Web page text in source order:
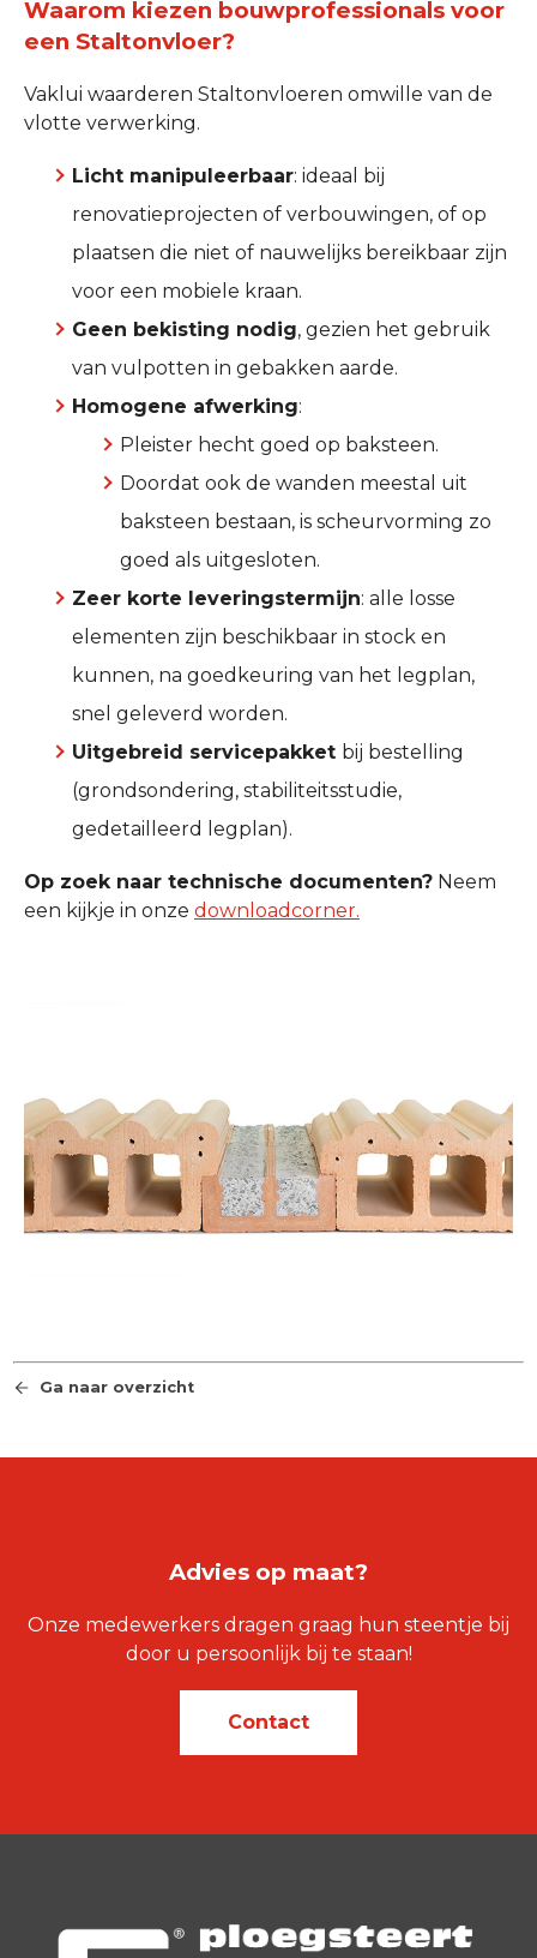
Waarom kiezen bouwprofessionals voor
een Staltonvloer?
Vaklui waarderen Staltonvloeren omwille van de
vlotte verwerking.
Licht manipuleerbaar: ideaal bij
renovatieprojecten of verbouwingen, of op
plaatsen die niet of nauwelijks bereikbaar zijn
voor een mobiele kraan.
Geen bekisting nodig, gezien het gebruik
van vulpotten in gebakken aarde.
Homogene afwerking:
Pleister hecht goed op baksteen.
Doordat ook de wanden meestal uit
baksteen bestaan, is scheurvorming zo
goed als uitgesloten.
Zeer korte leveringstermijn: alle losse
elementen zijn beschikbaar in stock en
kunnen, na goedkeuring van het legplan,
snel geleverd worden.
Uitgebreid servicepakket bij bestelling
(grondsondering, stabiliteitsstudie,
gedetailleerd legplan).
Op zoek naar technische documenten? Neem
een kijkje in onze downloadcorner.
Ga naar overzicht
Advies op maat?
Onze medewerkers dragen graag hun steentje bij
door u persoonlijk bij te staan!
Contact